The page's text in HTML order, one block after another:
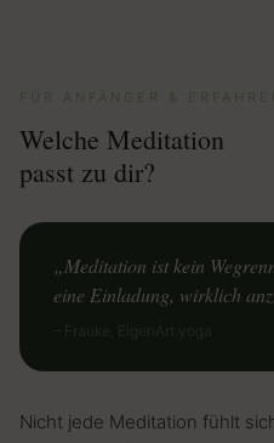
FÜR ANFÄNGER &
Welche Meditation
passt zu dir?
„Meditation ist kein
eine Einladung, wirklich
– Frauke, EigenArt.yoga
Nicht jede Meditation fühlt